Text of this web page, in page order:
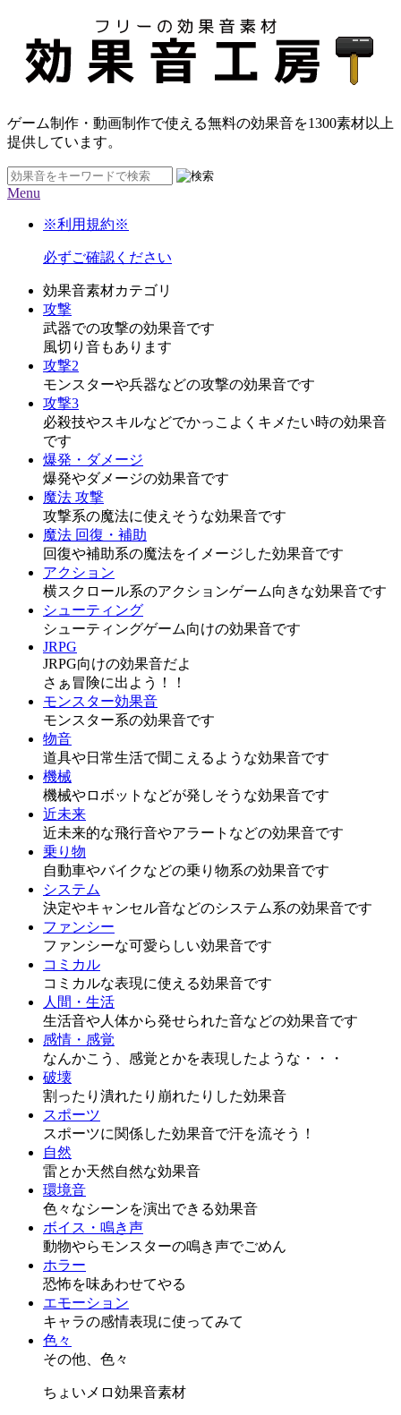
ゲーム制作・動画制作で使える無料の効果音を1300素材以上
提供しています。
Menu
※利用規約※
必ずご確認ください
効果音素材カテゴリ
攻撃
武器での攻撃の効果音です
風切り音もあります
攻撃2
モンスターや兵器などの攻撃の効果音です
攻撃3
必殺技やスキルなどでかっこよくキメたい時の効果音
です
爆発・ダメージ
爆発やダメージの効果音です
魔法 攻撃
攻撃系の魔法に使えそうな効果音です
魔法 回復・補助
回復や補助系の魔法をイメージした効果音です
アクション
横スクロール系のアクションゲーム向きな効果音です
シューティング
シューティングゲーム向けの効果音です
JRPG
JRPG向けの効果音だよ
さぁ冒険に出よう！！
モンスター効果音
モンスター系の効果音です
物音
道具や日常生活で聞こえるような効果音です
機械
機械やロボットなどが発しそうな効果音です
近未来
近未来的な飛行音やアラートなどの効果音です
乗り物
自動車やバイクなどの乗り物系の効果音です
システム
決定やキャンセル音などのシステム系の効果音です
ファンシー
ファンシーな可愛らしい効果音です
コミカル
コミカルな表現に使える効果音です
人間・生活
生活音や人体から発せられた音などの効果音です
感情・感覚
なんかこう、感覚とかを表現したような・・・
破壊
割ったり潰れたり崩れたりした効果音
スポーツ
スポーツに関係した効果音で汗を流そう！
自然
雷とか天然自然な効果音
環境音
色々なシーンを演出できる効果音
ボイス・鳴き声
動物やらモンスターの鳴き声でごめん
ホラー
恐怖を味あわせてやる
エモーション
キャラの感情表現に使ってみて
色々
その他、色々
ちょいメロ効果音素材